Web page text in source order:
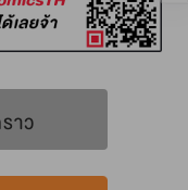
าว